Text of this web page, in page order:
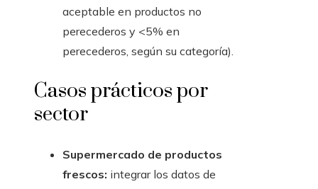
aceptable en productos no
perecederos y <5% en
perecederos, según su categoría).
Casos prácticos por
sector
Supermercado de productos
frescos: integrar los datos de